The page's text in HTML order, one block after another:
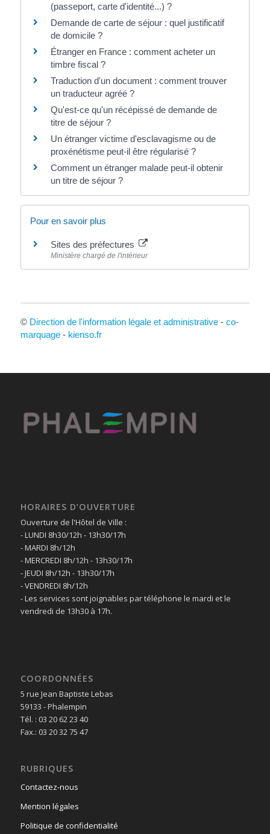
(passeport, carte d'identité...) ?
Demande de carte de séjour : quel justificatif
de domicile ?
Étranger en France : comment acheter un
timbre fiscal ?
Traduction d'un document : comment trouver
un traducteur agréé ?
Qu'est-ce qu'un récépissé de demande de
titre de séjour ?
Un étranger victime d'esclavagisme ou de
proxénétisme peut-il être régularisé ?
Comment un étranger malade peut-il obtenir
un titre de séjour ?
Pour en savoir plus
Sites des préfectures
Ministère chargé de l'intérieur
© Direction de l'information légale et administrative- co-
marquage- kienso.fr
HORAIRES D’OUVERTURE
Ouverture de l'Hôtel de Ville :
- LUNDI 8h30/12h - 13h30/17h
- MARDI 8h/12h
- MERCREDI 8h/12h - 13h30/17h
- JEUDI 8h/12h - 13h30/17h
- VENDREDI 8h/12h
- Les services sont joignables par téléphone le mardi et le
vendredi de 13h30 à 17h.
COORDONNÉES
5 rue Jean Baptiste Lebas
59133 - Phalempin
Tél. : 03 20 62 23 40
Fax.: 03 20 32 75 47
RUBRIQUES
Contactez-nous
Mention légales
Politique de confidentialité